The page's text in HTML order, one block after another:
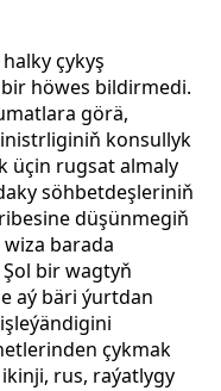
çykyş
höwes bildirmedi.
görä,
konsullyk
üçin rugsat almaly
söhbetdeşleriniň
düşünmegiň
barada
bir wagtyň
aý bäri ýurtdan
çykmak
rus, raýatlygy